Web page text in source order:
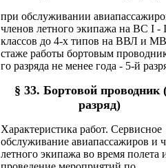
при обслуживании
членов летного экипажа на ВС I -
классов до 4-х типов на ВВЛ и
стаже работы бортовым
го разряда не менее года - 5-й
§ 33. Бортовой проводник
разряд)
Характеристика работ. Сервисное
обслуживание авиапассажиров и
летного экипажа во время полета